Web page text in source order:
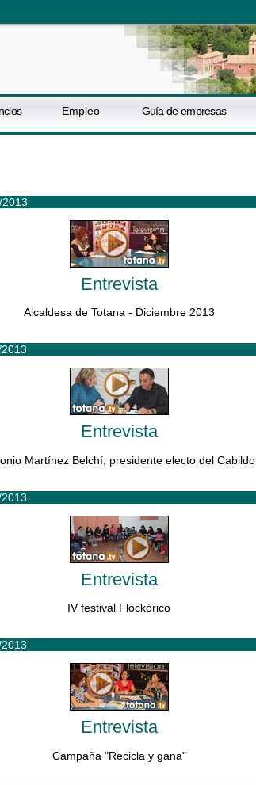
Empleo Guía de empresas
Entrevista
Alcaldesa de Totana - Diciembre 2013
Entrevista
Martínez Belchí, presidente electo del Cabildo
Entrevista
IV festival Flockórico
Entrevista
Campaña "Recicla y gana"